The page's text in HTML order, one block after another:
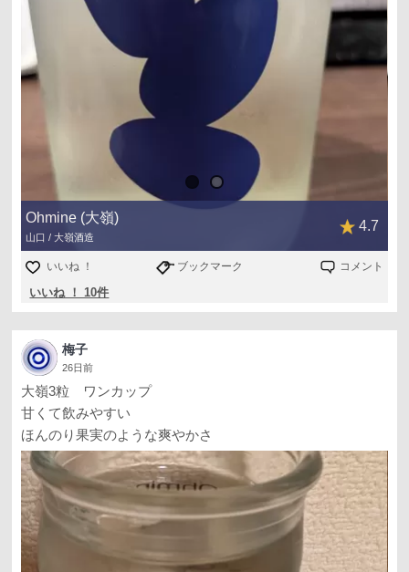
Ohmine (大嶺)
山口 / 大嶺酒造
4.7
いいね ！ ブックマーク コメント
いいね ！ 10件
梅子
26日前
大嶺3粒 ワンカップ
甘くて飲みやすい
ほんのり果実のような爽やかさ